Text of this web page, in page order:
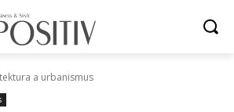
a urbanismus